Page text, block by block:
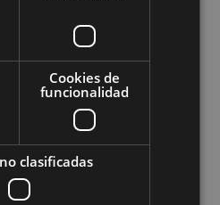
plaza, 1 | 20600 Eibar
/ 010 | Faxa: 943 70 84 16 |
| DIR3 L01200300
Cookies de
funcionalidad
clasificadas